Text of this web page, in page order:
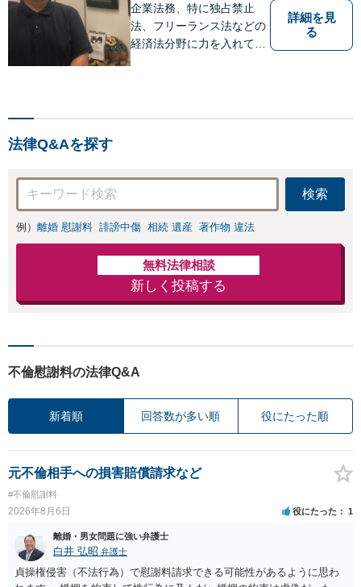
企業法務、特に独占禁止
法、フリーランス法などの
経済法分野に力を入れてい
詳細を見
る
法律Q&Aを探す
検索
例） 離婚 慰謝料 誹謗中傷 相続 遺産 著作物 違法
無料法律相談
新しく投稿する
不倫慰謝料の法律Q&A
新着順 回答数が多い順 役にたった順
元不倫相手への損害賠償請求など
#不倫慰謝料
2026年8月6日 役にたった 1
離婚・男女問題に強い弁護士
白井 弘昭 弁護士
貞操権侵害（不法行為）で慰謝料請求できる可能性があるように思わ